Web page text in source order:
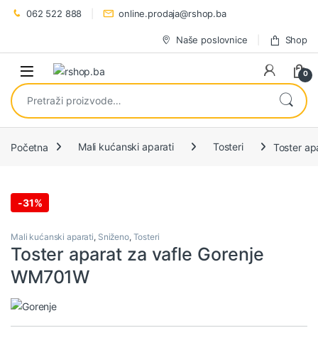
Preskoči na navigaciju
Preskoči na sadržaj
062 522 888 online.prodaja@rshop.ba
Naše poslovnice Shop
0
Pretraži:
Početna Mali kućanski aparati Tosteri Toster
-31%
Mali kućanski aparati, Sniženo, Tosteri
Toster aparat za vafle Gorenje
WM701W